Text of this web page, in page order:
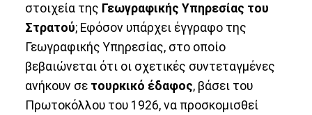
στοιχεία της Γεωγραφικής Υπηρεσίας του
Στρατού; Εφόσον υπάρχει έγγραφο της
Γεωγραφικής Υπηρεσίας, στο οποίο
βεβαιώνεται ότι οι σχετικές συντεταγμένες
ανήκουν σε τουρκικό έδαφος, βάσει του
Πρωτοκόλλου του 1926, να προσκομισθεί